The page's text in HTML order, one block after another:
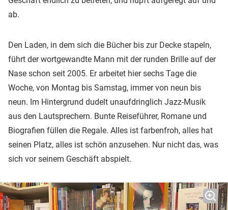
ab.
Den Laden, in dem sich die Bücher bis zur Decke stapeln,
führt der wortgewandte Mann mit der runden Brille auf der
Nase schon seit 2005. Er arbeitet hier sechs Tage die
Woche, von Montag bis Samstag, immer von neun bis
neun. Im Hintergrund dudelt unaufdringlich Jazz-Musik
aus den Lautsprechern. Bunte Reiseführer, Romane und
Biografien füllen die Regale. Alles ist farbenfroh, alles hat
seinen Platz, alles ist schön anzusehen. Nur nicht das, was
sich vor seinem Geschäft abspielt.